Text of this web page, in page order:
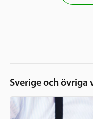
Sverige och övriga